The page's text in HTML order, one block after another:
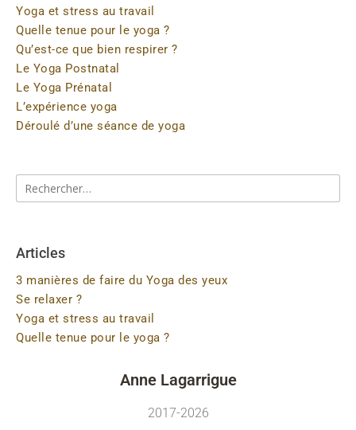
Yoga et stress au travail
Quelle tenue pour le yoga ?
Qu’est-ce que bien respirer ?
Le Yoga Postnatal
Le Yoga Prénatal
L’expérience yoga
Déroulé d’une séance de yoga
Articles
3 manières de faire du Yoga des yeux
Se relaxer ?
Yoga et stress au travail
Quelle tenue pour le yoga ?
Anne Lagarrigue
2017-2026